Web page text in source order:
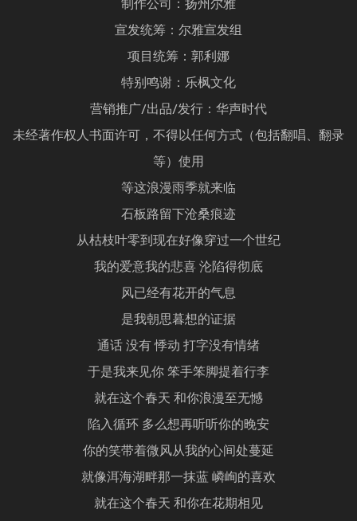
制作公司：扬州尔雅
宣发统筹：尔雅宣发组
项目统筹：郭利娜
特别鸣谢：乐枫文化
营销推广/出品/发行：华声时代
未经著作权人书面许可，不得以任何方式（包括翻唱、翻录
等）使用
等这浪漫雨季就来临
石板路留下沧桑痕迹
从枯枝叶零到现在好像穿过一个世纪
我的爱意我的悲喜 沦陷得彻底
风已经有花开的气息
是我朝思暮想的证据
通话 没有 悸动 打字没有情绪
于是我来见你 笨手笨脚提着行李
就在这个春天 和你浪漫至无憾
陷入循环 多么想再听听你的晚安
你的笑带着微风从我的心间处蔓延
就像洱海湖畔那一抹蓝 嶙峋的喜欢
就在这个春天 和你在花期相见